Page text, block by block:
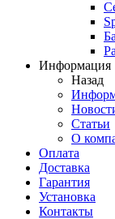
Информация
Назад
Статьи
О
Оплата
Доставка
Гарантия
Установка
Контакты